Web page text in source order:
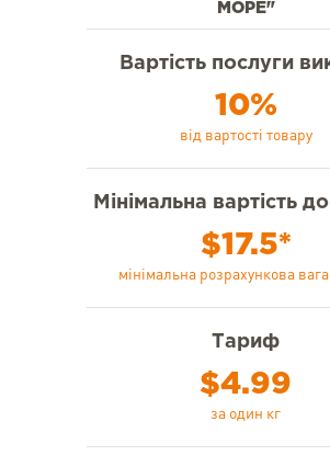
МОРЕ"
Вартість послуги
10%
від вартості товару
Мінімальна вартість
$17.5*
мінімальна розрахункова вага
Тариф
$4.99
за один кг